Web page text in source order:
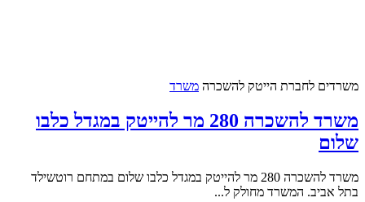
משרדים לחברת הייטק להשכרה משרד
משרד להשכרה 280 מר להייטק במגדל כלבו
שלום
משרד להשכרה 280 מר להייטק במגדל כלבו שלום במתחם רוטשילד
בתל אביב. המשרד מחולק ל...